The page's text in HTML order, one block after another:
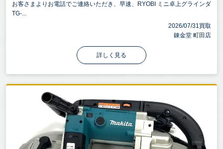
お客さまよりお電話でご連絡いただき、早速、RYOBI ミニ卓上グラインダ
TG-...
2026/07/31買取
錬金堂 町田店
詳しく見る